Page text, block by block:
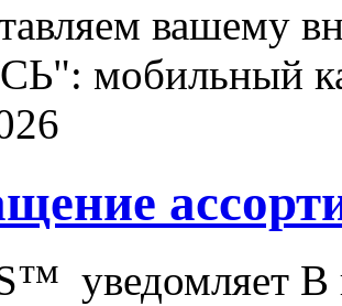
вашему
мобильный
уведомляет В